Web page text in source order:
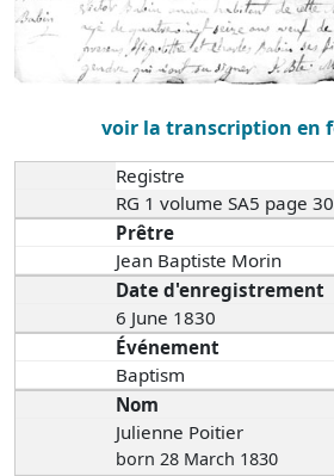
voir la transcription en
Registre
RG 1 volume SA5 page 30
Prêtre
Jean Baptiste Morin
Date d'enregistrement
6 June 1830
Événement
Baptism
Nom
Julienne Poitier
born 28 March 1830